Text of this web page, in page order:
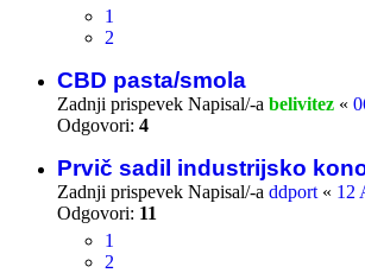
1
2
CBD pasta/smola
Zadnji prispevek Napisal/-a belivitez «
Odgovori: 4
Prvič sadil industrijsko
Zadnji prispevek Napisal/-a ddport « 12
Odgovori: 11
1
2